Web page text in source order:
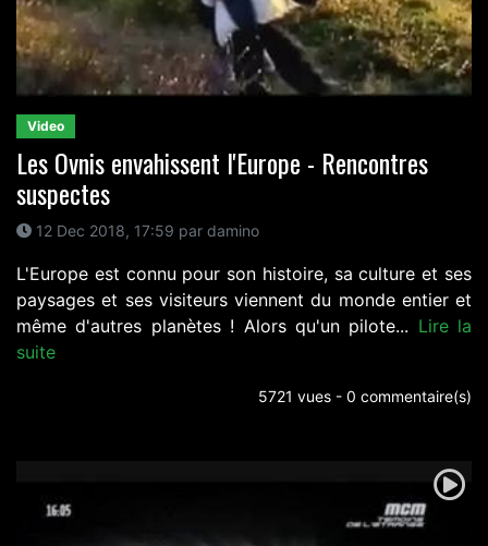
Video
Les Ovnis envahissent l'Europe - Rencontres
suspectes
12 Dec 2018, 17:59 par damino
L'Europe est connu pour son histoire, sa culture et ses
paysages et ses visiteurs viennent du monde entier et
même d'autres planètes ! Alors qu'un pilote... Lire la
suite
5721 vues - 0 commentaire(s)